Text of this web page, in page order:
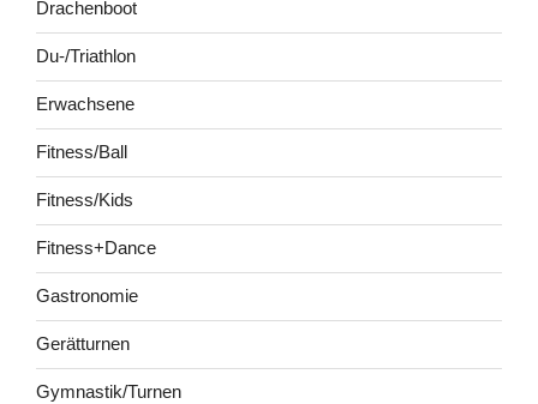
Drachenboot
Du-/Triathlon
Erwachsene
Fitness/Ball
Fitness/Kids
Fitness+Dance
Gastronomie
Gerätturnen
Gymnastik/Turnen